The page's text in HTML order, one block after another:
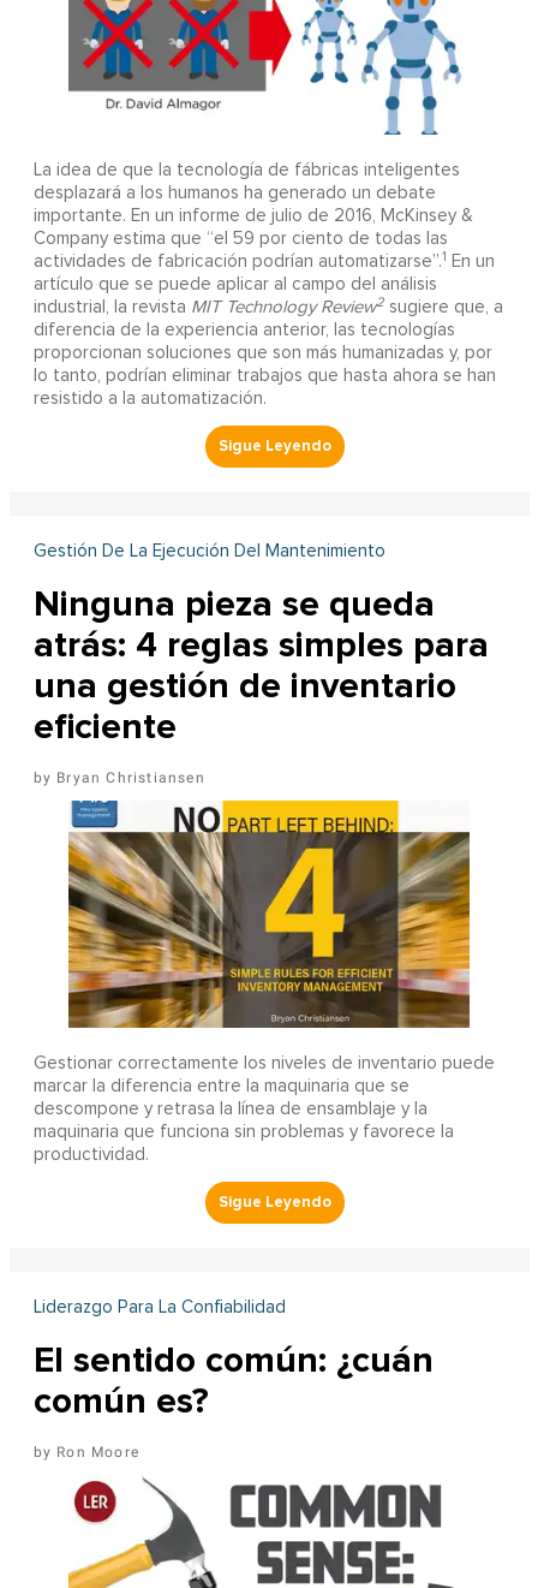
La idea de que la tecnología de fábricas inteligentes
desplazará a los humanos ha generado un debate
importante. En un informe de julio de 2016, McKinsey &
Company estima que “el 59 por ciento de todas las
actividades de fabricación podrían automatizarse”.1
En un
artículo que se puede aplicar al campo del análisis
industrial, la revista MIT Technology Review2sugiere que, a
diferencia de la experiencia anterior, las tecnologías
proporcionan soluciones que son más humanizadas y, por
lo tanto, podrían eliminar trabajos que hasta ahora se han
resistido a la automatización.
Gestión De La Ejecución Del Mantenimiento
Ninguna pieza se queda
atrás: 4 reglas simples para
una gestión de inventario
eficiente
Bryan Christiansen
Gestionar correctamente los niveles de inventario puede
marcar la diferencia entre la maquinaria que se
descompone y retrasa la línea de ensamblaje y la
maquinaria que funciona sin problemas y favorece la
productividad.
Liderazgo Para La Confiabilidad
El sentido común: ¿cuán
común es?
Ron Moore